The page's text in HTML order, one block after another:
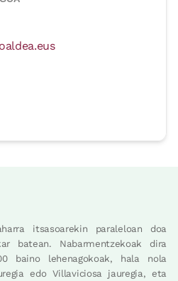
itsasoarekin paraleloan doa
batean. Nabarmentzekoak dira
baino lehenagokoak, hala nola
edo Villaviciosa jauregia, eta